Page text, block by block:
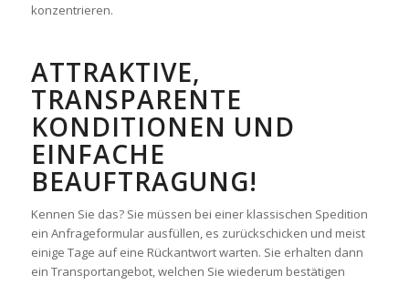
konzentrieren.
ATTRAKTIVE,
TRANSPARENTE
KONDITIONEN UND
EINFACHE
BEAUFTRAGUNG!
Kennen Sie das? Sie müssen bei einer klassischen Spedition
ein Anfrageformular ausfüllen, es zurückschicken und meist
einige Tage auf eine Rückantwort warten. Sie erhalten dann
ein Transportangebot, welchen Sie wiederum bestätigen